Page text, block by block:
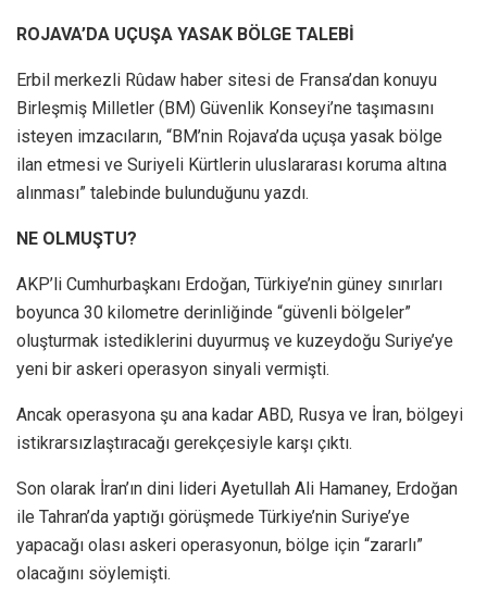
ROJAVA’DA UÇUŞA YASAK BÖLGE TALEBİ
Erbil merkezli Rûdaw haber sitesi de Fransa’dan konuyu
Birleşmiş Milletler (BM) Güvenlik Konseyi’ne taşımasını
isteyen imzacıların, “BM’nin Rojava’da uçuşa yasak bölge
ilan etmesi ve Suriyeli Kürtlerin uluslararası koruma altına
alınması” talebinde bulunduğunu yazdı.
NE OLMUŞTU?
AKP’li Cumhurbaşkanı Erdoğan, Türkiye’nin güney sınırları
boyunca 30 kilometre derinliğinde “güvenli bölgeler”
oluşturmak istediklerini duyurmuş ve kuzeydoğu Suriye’ye
yeni bir askeri operasyon sinyali vermişti.
Ancak operasyona şu ana kadar ABD, Rusya ve İran, bölgeyi
istikrarsızlaştıracağı gerekçesiyle karşı çıktı.
Son olarak İran’ın dini lideri Ayetullah Ali Hamaney, Erdoğan
ile Tahran’da yaptığı görüşmede Türkiye’nin Suriye’ye
yapacağı olası askeri operasyonun, bölge için “zararlı”
olacağını söylemişti.